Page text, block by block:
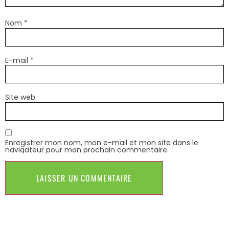
Nom *
E-mail *
Site web
Enregistrer mon nom, mon e-mail et mon site dans le
navigateur pour mon prochain commentaire.